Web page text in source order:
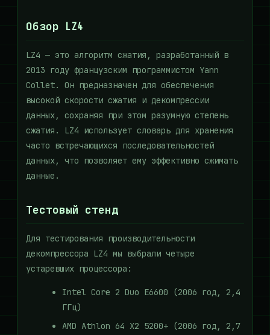
Обзор LZ4
LZ4 — это алгоритм сжатия, разработанный в
2013 году французским программистом Yann
Collet. Он предназначен для обеспечения
высокой скорости сжатия и декомпрессии
данных, сохраняя при этом разумную степень
сжатия. LZ4 использует словарь для хранения
часто встречающихся последовательностей
данных, что позволяет ему эффективно сжимать
данные.
Тестовый стенд
Для тестирования производительности
декомпрессора LZ4 мы выбрали четыре
устаревших процессора:
Intel Core 2 Duo E6600 (2006 год, 2,4
ГГц)
AMD Athlon 64 X2 5200+ (2006 год, 2,7